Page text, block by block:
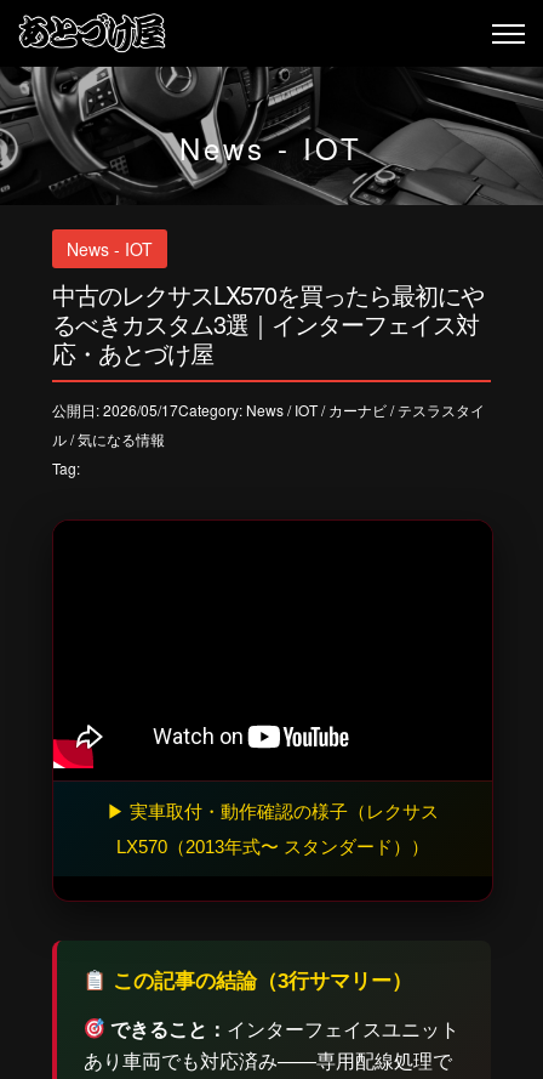
News - IOT
News - IOT
中古のレクサスLX570を買ったら最初にや
るべきカスタム3選｜インターフェイス対
応・あとづけ屋
公開日: 2026/05/17Category: News/IOT/カーナビ/テスラスタイ
ル/気になる情報
Tag:
▶ 実車取付・動作確認の様子（レクサス
LX570（2013年式〜 スタンダード））
この記事の結論（3行サマリー）
できること： インターフェイスユニット
あり車両でも対応済み——専用配線処理で